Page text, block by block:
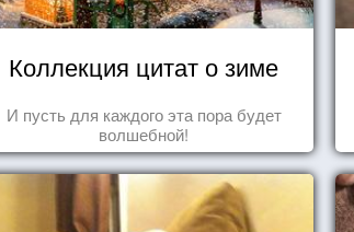
Коллекция цитат о зиме
И пусть для каждого эта пора будет
волшебной!